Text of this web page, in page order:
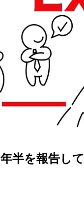
半を報告し